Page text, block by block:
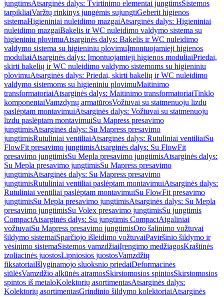
jungtimsAtsarginės dalys: Tvirtinimo elementai jungtimsSistemos
tarpikliaiVaržtų rinkinys jungėmis sujungtiGeberit higienos
sistemaHigieniniai nuleidimo mazgaiAtsarginės dalys: Higieniniai
nuleidimo mazgaiBakelis ir WC nuleidimo valdymo sistema su
higieniniu plovimuAtsarginės dalys: Bakelis ir WC nuleidimo
valdymo sistema su higieniniu plovimuĮmontuojamieji higienos
moduliaiAtsarginės dalys: Įmontuojamieji higienos moduliaiPriedai,
skirti bakelių ir WC nuleidimo valdymo sistemoms su higieniniu
plovimuAtsarginės dalys: Priedai, skirti bakelių ir WC nuleidimo
valdymo sistemoms su higieniniu plovimuMaitinimo
transformatoriaiAtsarginės dalys: Maitinimo transformatoriaiTinklo
komponentaiVamzdynų armatūrosVožtuvai su statmenuoju lizdu
paslėptam montavimuiAtsarginės dalys: Vožtuvai su statmenuoju
lizdu paslėptam montavimuiSu Mapress presavimo
jungtimisAtsarginės dalys: Su Mapress presavimo
jungtimisRutuliniai ventiliaiAtsarginės dalys: Rutuliniai ventiliaiSu
FlowFit presavimo jungtimisAtsarginės dalys: Su FlowFit
presavimo jungtimisSu Mepla presavimo jungtimisAtsarginės dalys:
Su Mepla presavimo jungtimisSu Mapress presavimo
jungtimisAtsarginės dalys: Su Mapress presavimo
jungtimisRutuliniai ventiliai paslėptam montavimuiAtsarginės dalys:
Rutuliniai ventiliai paslėptam montavimuiSu FlowFit presavimo
jungtimisSu Mepla presavimo jungtimisAtsarginės dalys: Su Mepla
presavimo jungtimisSu Volex presavimo jungtimisSu jungtimis
CompactAtsarginės dalys: Su jungtimis CompactAtgaliniai
vožtuvaiSu Mapress presavimo jungtimisOro šalinimo vožtuvai
šildymo sistemaiSparčiojo išleidimo vožtuvaiPaviršinio šildymo ir
vėsinimo sistemaSistemos vamzdžiaiĮrengimo medžiagosKraštinės
izoliacinės juostosLipniosios juostosVamzdžių
fiksatoriaiIšlyginamojo sluoksnio priedaiDeformacinės
siūlėsVamzdžio alkūnės atramosSkirstomosios spintosSkirstomosios
spintos iš metaloKolektorių asortimentasAtsarginės dalys:
Kolektorių asortimentasGrindinio šildymo kolektoriaiAtsarginės